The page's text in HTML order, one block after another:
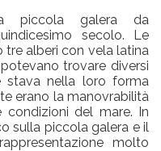
piccola galera da
secolo. Le
tre alberi con vela latina
trovare diversi
stava nella loro forma
erano la manovrabilità
del mare. In
sulla piccola galera e il
molto